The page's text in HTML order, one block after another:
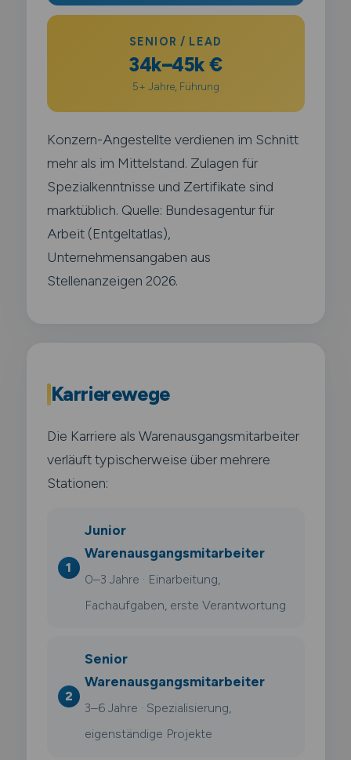
SENIOR / LEAD
34k–45k €
5+ Jahre, Führung
Konzern-Angestellte verdienen im Schnitt
mehr als im Mittelstand. Zulagen für
Spezialkenntnisse und Zertifikate sind
marktüblich. Quelle: Bundesagentur für
Arbeit (Entgeltatlas),
Unternehmensangaben aus
Stellenanzeigen 2026.
Karrierewege
Die Karriere als Warenausgangsmitarbeiter
verläuft typischerweise über mehrere
Stationen:
Junior
Warenausgangsmitarbeiter
0–3 Jahre · Einarbeitung,
Fachaufgaben, erste Verantwortung
Senior
Warenausgangsmitarbeiter
3–6 Jahre · Spezialisierung,
eigenständige Projekte